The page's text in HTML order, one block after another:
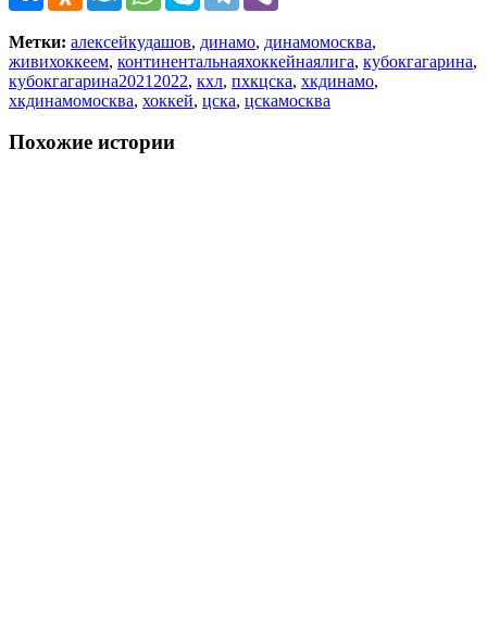
Метки: алексейкудашов, динамо, динамомосква,
живихоккеем, континентальнаяхоккейнаялига, кубокгагарина,
кубокгагарина20212022, кхл, пхкцска, хкдинамо,
хкдинамомосква, хоккей, цска, цскамосква
Похожие истории